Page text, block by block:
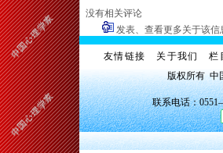
没有相关评论
发表、查看更多关于该信
友情链接 关于我们 栏
版权所有 中
联系电话：